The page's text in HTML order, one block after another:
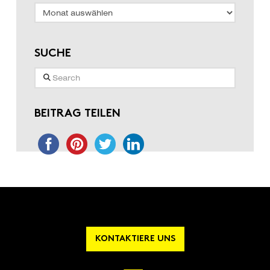
SUCHE
Search
BEITRAG TEILEN
KONTAKTIERE UNS